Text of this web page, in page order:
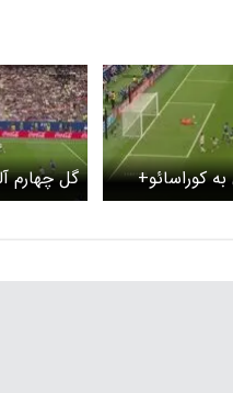
کوراسائو+
گل چهارم
ویدئو